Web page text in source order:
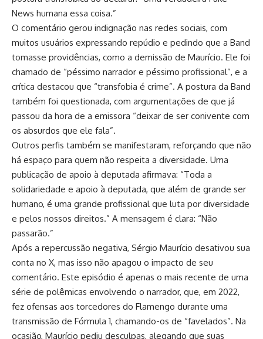
News humana essa coisa.”
O comentário gerou indignação nas redes sociais, com
muitos usuários expressando repúdio e pedindo que a Band
tomasse providências, como a demissão de Maurício. Ele foi
chamado de “péssimo narrador e péssimo profissional”, e a
crítica destacou que “transfobia é crime”. A postura da Band
também foi questionada, com argumentações de que já
passou da hora de a emissora “deixar de ser conivente com
os absurdos que ele fala”.
Outros perfis também se manifestaram, reforçando que não
há espaço para quem não respeita a diversidade. Uma
publicação de apoio à deputada afirmava: “Toda a
solidariedade e apoio à deputada, que além de grande ser
humano, é uma grande profissional que luta por diversidade
e pelos nossos direitos.” A mensagem é clara: “Não
passarão.”
Após a repercussão negativa, Sérgio Maurício desativou sua
conta no X, mas isso não apagou o impacto de seu
comentário. Este episódio é apenas o mais recente de uma
série de polêmicas envolvendo o narrador, que, em 2022,
fez ofensas aos torcedores do Flamengo durante uma
transmissão de Fórmula 1, chamando-os de “favelados”. Na
ocasião, Maurício pediu desculpas, alegando que suas